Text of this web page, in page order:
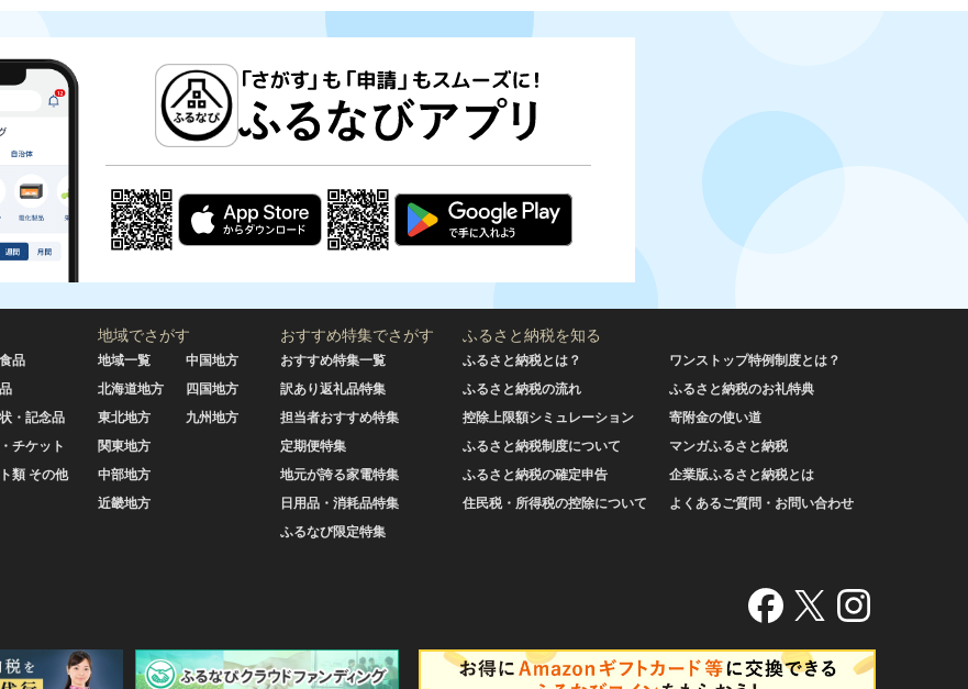
品
・記念品
チケット
類 その他
地域でさがす
地域一覧
北海道地方
東北地方
関東地方
中部地方
近畿地方
中国地方
四国地方
九州地方
おすすめ特集でさがす
おすすめ特集一覧
訳あり返礼品特集
担当者おすすめ特集
定期便特集
地元が誇る家電特集
日用品・消耗品特集
ふるなび限定特集
ふるさと納税を知る
ふるさと納税とは？
ふるさと納税の流れ
控除上限額シミュレーション
ふるさと納税制度について
ふるさと納税の確定申告
住民税・所得税の控除について
ワンストップ特例制度とは？
ふるさと納税のお礼特典
寄附金の使い道
マンガふるさと納税
企業版ふるさと納税とは
よくあるご質問・お問い合わせ